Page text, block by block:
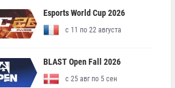
Esports World Cup 2026
с 11 по 22 августа
BLAST Open Fall 2026
с 25 авг по 5 сен